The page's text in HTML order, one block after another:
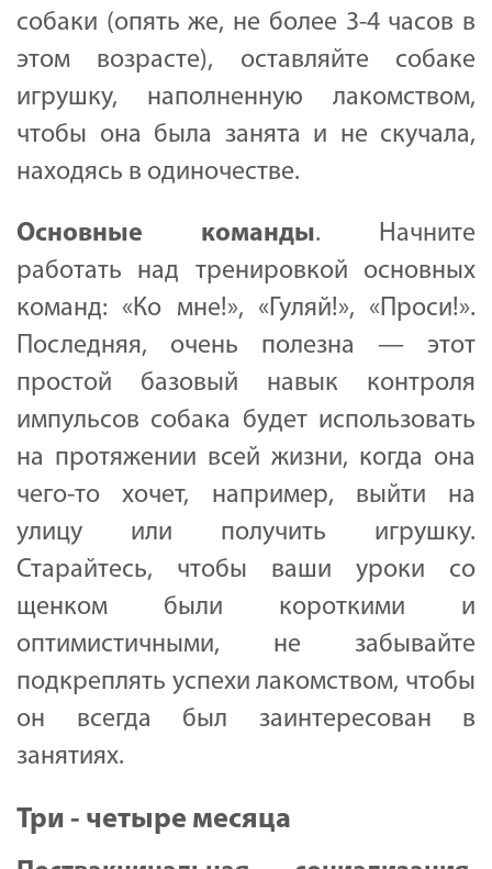
собаки (опять же, не более 3-4 часов в
этом возрасте), оставляйте собаке
игрушку, наполненную лакомством,
чтобы она была занята и не скучала,
находясь в одиночестве.
Основные команды. Начните
работать над тренировкой основных
команд: «Ко мне!», «Гуляй!», «Проси!».
Последняя, очень полезна — этот
простой базовый навык контроля
импульсов собака будет использовать
на протяжении всей жизни, когда она
чего-то хочет, например, выйти на
улицу или получить игрушку.
Старайтесь, чтобы ваши уроки со
щенком были короткими и
оптимистичными, не забывайте
подкреплять успехи лакомством, чтобы
он всегда был заинтересован в
занятиях.
Три - четыре месяца